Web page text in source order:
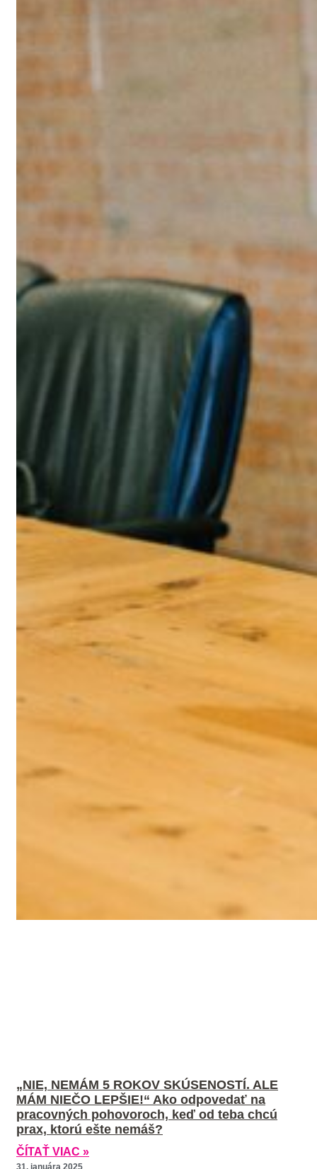
„NIE, NEMÁM 5 ROKOV SKÚSENOSTÍ. ALE
MÁM NIEČO LEPŠIE!“ Ako odpovedať na
pracovných pohovoroch, keď od teba chcú
prax, ktorú ešte nemáš?
ČÍTAŤ VIAC »
31. januára 2025